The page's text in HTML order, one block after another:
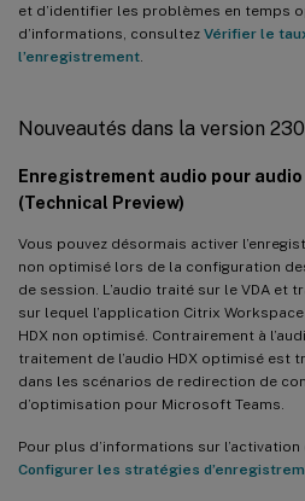
et d’identifier les problèmes en temps
d’informations, consultez Vérifier le
l’enregistrement
Nouveautés dans la version
Enregistrement audio pour audio
(Technical Preview)
Vous pouvez désormais activer
non optimisé lors de la configuration
de session. L’audio traité sur le VDA et
sur lequel l’application Citrix
HDX non optimisé. Contrairement à
traitement de l’audio HDX optimisé est
dans les scénarios de redirection de
d’optimisation pour Microsoft Teams.
Pour plus d’informations sur
Configurer les stratégies